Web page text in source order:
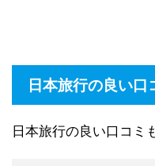
日本旅行の良い口
日本旅行の良い口コミ